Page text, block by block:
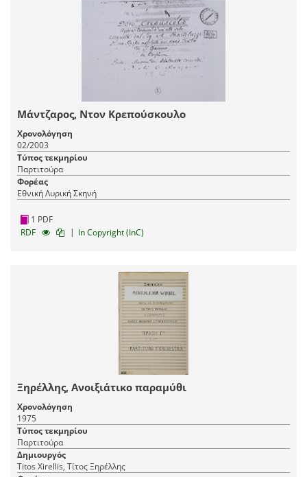
Μάντζαρος, Ντον Κρεπούσκουλο
Χρονολόγηση
02/2003
Τύπος τεκμηρίου
Παρτιτούρα
Φορέας
Εθνική Λυρική Σκηνή
1 PDF
RDF
| In Copyright (InC)
Ξηρέλλης, Ανοιξιάτικο παραμύθι
Χρονολόγηση
1975
Τύπος τεκμηρίου
Παρτιτούρα
Δημιουργός
Titos Xirellis, Τίτος Ξηρέλλης